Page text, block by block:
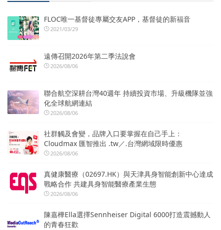
FLOC唯一基督徒專屬交友APP，基督徒的新福音
2021/03/29
遠傳召開2026年第二季法說會
2026/08/06
聯合航空深耕台灣40週年 持續投資市場、升級機隊並強
化全球航網連結
2026/08/06
社群觸及會變，品牌入口要掌握在自己手上：
Cloudmax 匯智推出 .tw／.台灣網域限時優惠
2026/08/06
真健康醫療（02697.HK）與天津具身智能創新中心達成
戰略合作 共建具身智能醫療產業生態
2026/08/06
陳嘉樺Ella選擇Sennheiser Digital 6000打造震撼動人
的青春狂歡